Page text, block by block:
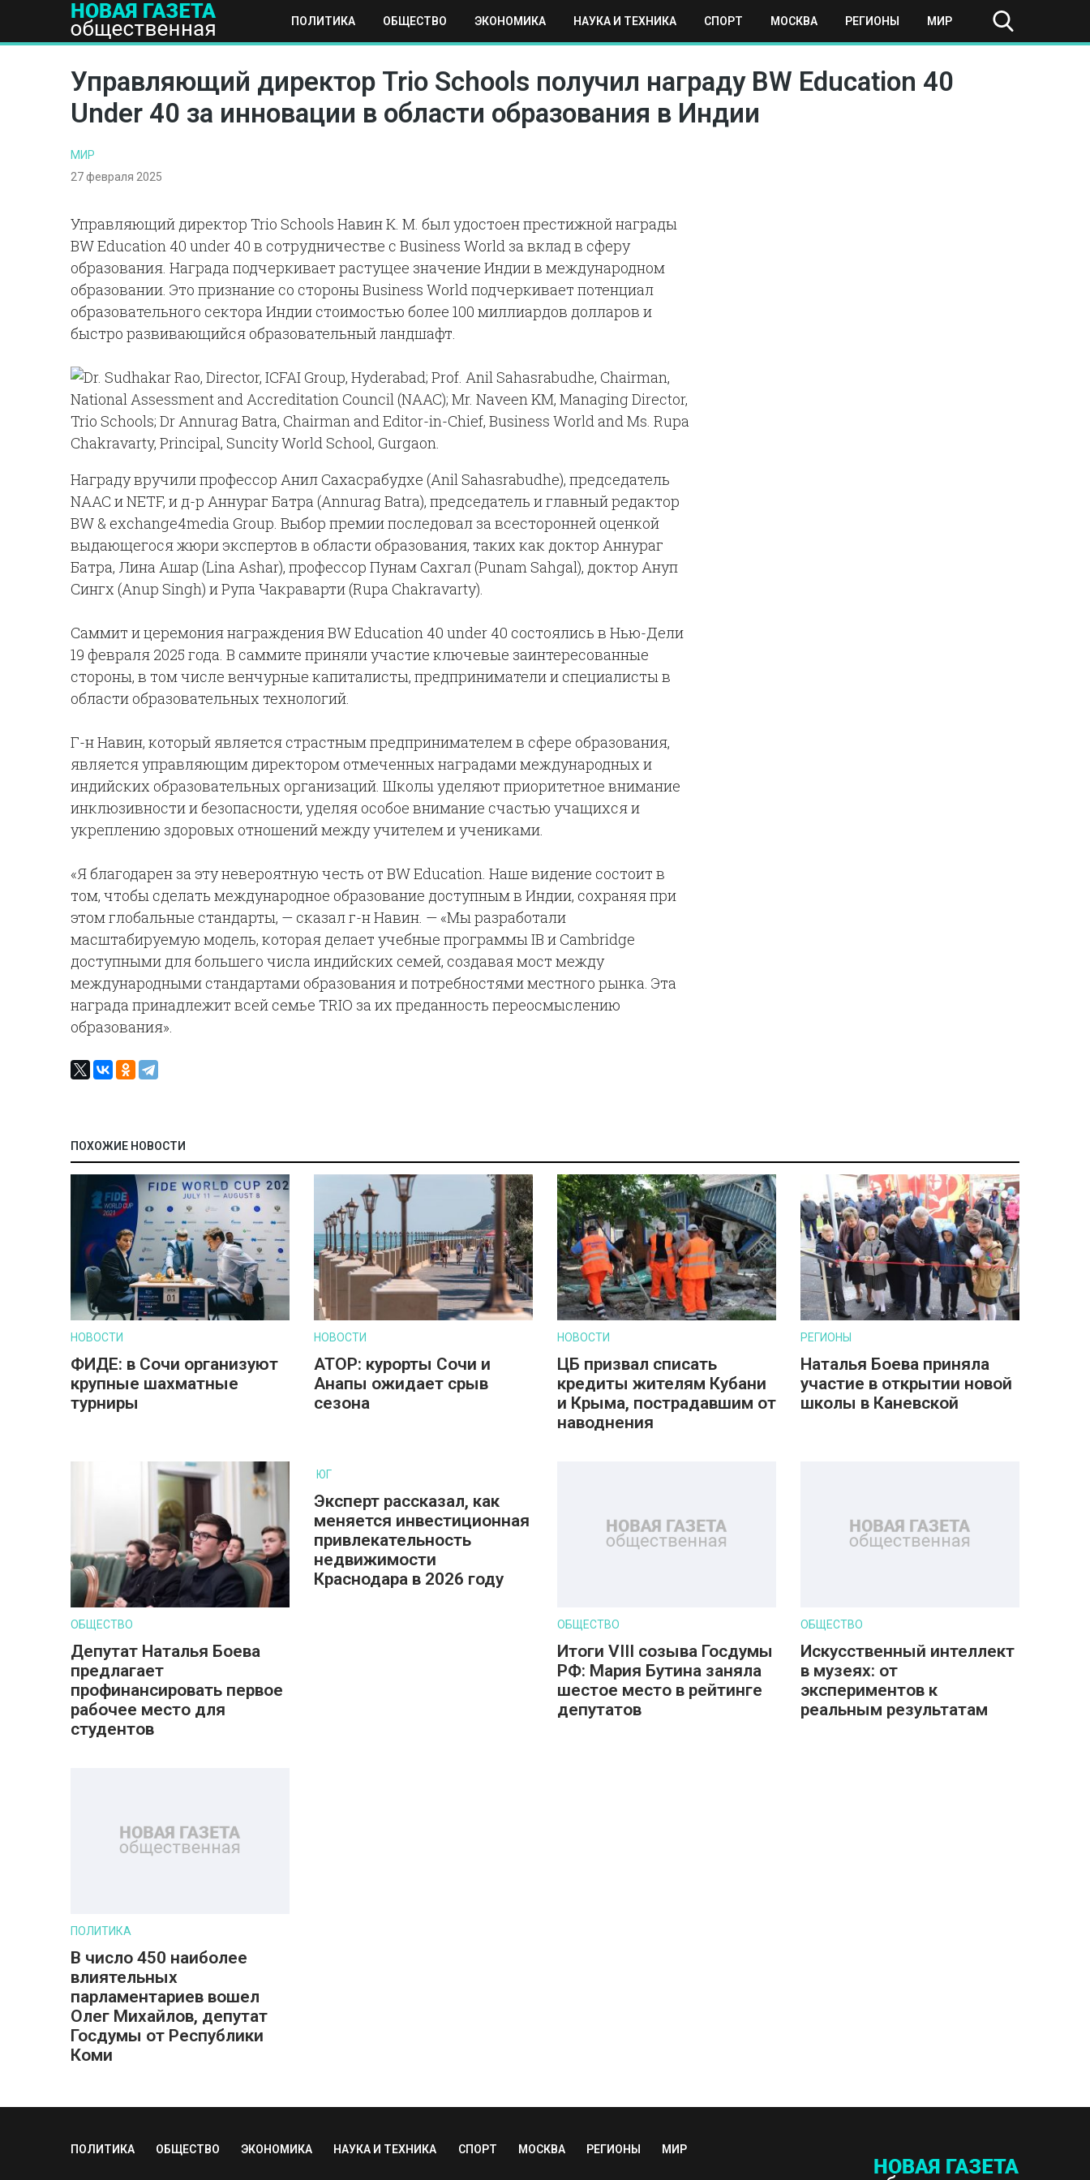
ПОЛИТИКА ОБЩЕСТВО ЭКОНОМИКА НАУКА И ТЕХНИКА СПОРТ МОСКВА РЕГИОНЫ МИР
ПОЛИТИКА ОБЩЕСТВО ЭКОНОМИКА НАУКА И ТЕХНИКА СПОРТ МОСКВА РЕГИОНЫ МИР
Управляющий директор Trio Schools получил награду BW Education 40
Under 40 за инновации в области образования в Индии
МИР
27 февраля 2025
Управляющий директор Trio Schools Навин К. М. был удостоен престижной награды
BW Education 40 under 40 в сотрудничестве с Business World за вклад в сферу
образования. Награда подчеркивает растущее значение Индии в международном
образовании. Это признание со стороны Business World подчеркивает потенциал
образовательного сектора Индии стоимостью более 100 миллиардов долларов и
быстро развивающийся образовательный ландшафт.
Награду вручили профессор Анил Сахасрабудхе (Anil Sahasrabudhe), председатель
NAAC и NETF, и д-р Аннураг Батра (Annurag Batra), председатель и главный редактор
BW & exchange4media Group. Выбор премии последовал за всесторонней оценкой
выдающегося жюри экспертов в области образования, таких как доктор Аннураг
Батра, Лина Ашар (Lina Ashar), профессор Пунам Сахгал (Punam Sahgal), доктор Ануп
Сингх (Anup Singh) и Рупа Чакраварти (Rupa Chakravarty).
Саммит и церемония награждения BW Education 40 under 40 состоялись в Нью-Дели
19 февраля 2025 года. В саммите приняли участие ключевые заинтересованные
стороны, в том числе венчурные капиталисты, предприниматели и специалисты в
области образовательных технологий.
Г-н Навин, который является страстным предпринимателем в сфере образования,
является управляющим директором отмеченных наградами международных и
индийских образовательных организаций. Школы уделяют приоритетное внимание
инклюзивности и безопасности, уделяя особое внимание счастью учащихся и
укреплению здоровых отношений между учителем и учениками.
«Я благодарен за эту невероятную честь от BW Education. Наше видение состоит в
том, чтобы сделать международное образование доступным в Индии, сохраняя при
этом глобальные стандарты, — сказал г-н Навин. — «Мы разработали
масштабируемую модель, которая делает учебные программы IB и Cambridge
доступными для большего числа индийских семей, создавая мост между
международными стандартами образования и потребностями местного рынка. Эта
награда принадлежит всей семье TRIO за их преданность переосмыслению
образования».
ПОХОЖИЕ НОВОСТИ
НОВОСТИ
ФИДЕ: в Сочи организуют
крупные шахматные
турниры
НОВОСТИ
АТОР: курорты Сочи и
Анапы ожидает срыв
сезона
НОВОСТИ
ЦБ призвал списать
кредиты жителям Кубани
и Крыма, пострадавшим от
наводнения
РЕГИОНЫ
Наталья Боева приняла
участие в открытии новой
школы в Каневской
ОБЩЕСТВО
Депутат Наталья Боева
предлагает
профинансировать первое
рабочее место для
студентов
ЮГ
Эксперт рассказал, как
меняется инвестиционная
привлекательность
недвижимости
Краснодара в 2026 году
ОБЩЕСТВО
Итоги VIII созыва Госдумы
РФ: Мария Бутина заняла
шестое место в рейтинге
депутатов
ОБЩЕСТВО
Искусственный интеллект
в музеях: от
экспериментов к
реальным результатам
ПОЛИТИКА
В число 450 наиболее
влиятельных
парламентариев вошел
Олег Михайлов, депутат
Госдумы от Республики
Коми
ПОЛИТИКА ОБЩЕСТВО ЭКОНОМИКА НАУКА И ТЕХНИКА СПОРТ МОСКВА РЕГИОНЫ МИР